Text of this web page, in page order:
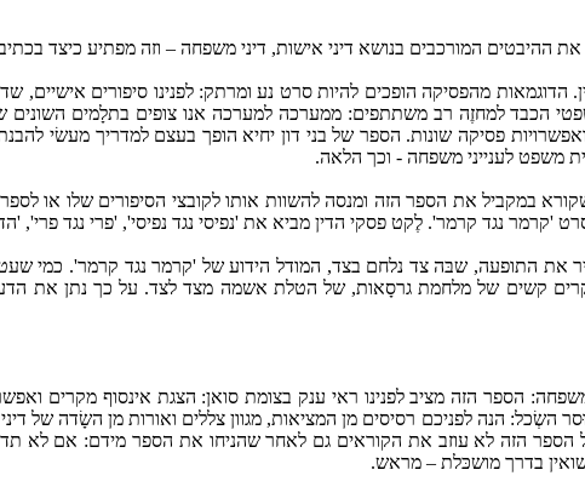
המורכבים בנושא דיני אישות, דיני משפחה – וזה מפתיע כיצד
מהפסיקה הופכים להיות סרט נע ומרתק: לפנינו סיפורים אישיים,
הכבד למחזֶה רב משתתפים: ממערכה למערכה אנו צופים בתלָמים
פסיקה שונות. הספר של בני דון יחיא הופך בעצם למדריך מעשׂי
משפט לענייני משפחה - וכך הלאה.
במקביל את הספר הזה ומנסה להשוות אותו לקובצי הסיפורים שלו או
נגד קרמר'. לֶקט פסקי הדין מביא את 'נפיסי נגד נפיסי', 'פרי נגד פרי',
את התופעה, שבּה צד נלחם בצד, המודל הידוע של 'קרמר נגד קרמר'. כמי
מקרים קשים של מלחמת גרסָאות, של הטלת אשמה מצד לצד. על כך נתן את
הספר הזה מציב לפנינו ראי ענק בצומת סואן: הצגת אינסוף מקרים
השְׂכל: הנה לפניכם רסיסים מן המציאות, מגוון צללים ואורות מן השָׂדה של
הזה לא עוזב את הקוראים גם לאחר שהניחו את הספר מידם: אם לא
בדרך מושכּלת – מראש.